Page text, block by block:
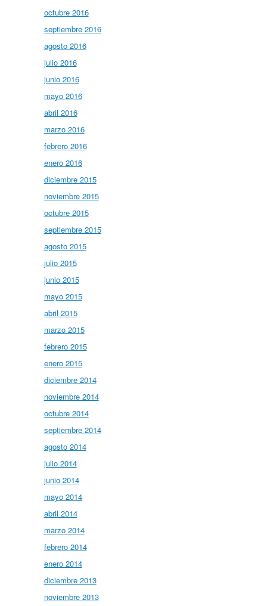
octubre 2016
septiembre 2016
agosto 2016
julio 2016
junio 2016
mayo 2016
abril 2016
marzo 2016
febrero 2016
enero 2016
diciembre 2015
noviembre 2015
octubre 2015
septiembre 2015
agosto 2015
julio 2015
junio 2015
mayo 2015
abril 2015
marzo 2015
febrero 2015
enero 2015
diciembre 2014
noviembre 2014
octubre 2014
septiembre 2014
agosto 2014
julio 2014
junio 2014
mayo 2014
abril 2014
marzo 2014
febrero 2014
enero 2014
diciembre 2013
noviembre 2013